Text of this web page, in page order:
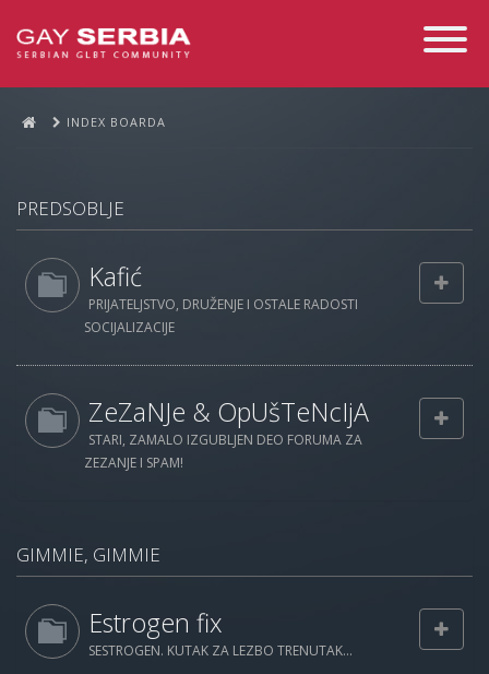
Toggle
INDEX BOARDA
PREDSOBLJE
Kafić
PRIJATELJSTVO, DRUŽENJE I OSTALE RADOSTI
SOCIJALIZACIJE
ZeZaNJe & OpUšTeNcIjA
STARI, ZAMALO IZGUBLJEN DEO FORUMA ZA
ZEZANJE I SPAM!
GIMMIE, GIMMIE
Estrogen fix
SESTROGEN. KUTAK ZA LEZBO TRENUTAK...